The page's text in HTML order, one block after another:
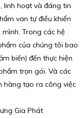
linh hoạt và đáng tin
van tự điều khiển
Trong các hệ
của chúng tôi bao
biến) đến thực hiện
trọn gói. Và các
hàng tạo ra công việc
Gia Phát